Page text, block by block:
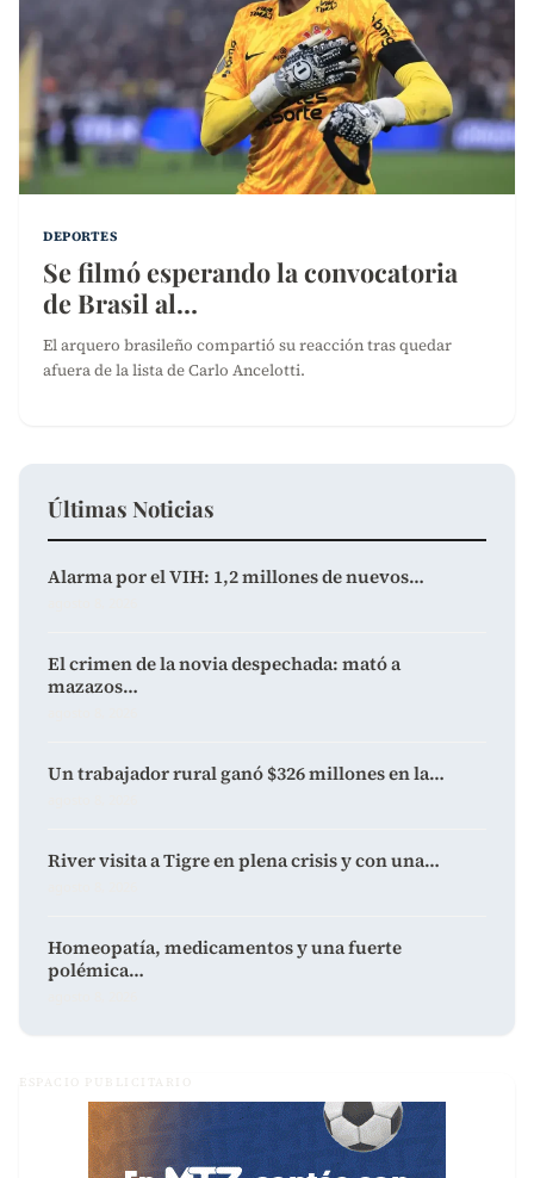
DEPORTES
Se filmó esperando la convocatoria
de Brasil al…
El arquero brasileño compartió su reacción tras quedar
afuera de la lista de Carlo Ancelotti.
Últimas Noticias
Alarma por el VIH: 1,2 millones de nuevos…
El crimen de la novia despechada: mató a
mazazos…
Un trabajador rural ganó $326 millones en la…
River visita a Tigre en plena crisis y con una…
Homeopatía, medicamentos y una fuerte
polémica…
ESPACIO PUBLICITARIO